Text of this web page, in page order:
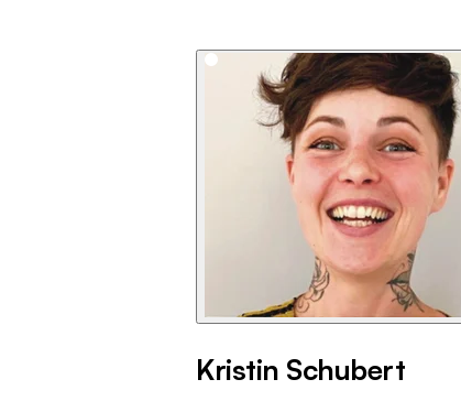
Kristin Schubert